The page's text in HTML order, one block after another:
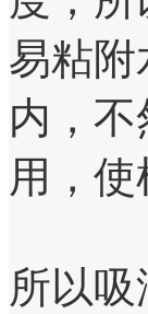
易粘
内，
用，
所以